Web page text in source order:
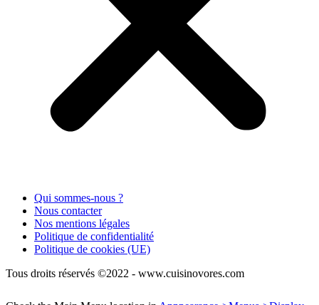
Qui sommes-nous ?
Nous contacter
Nos mentions légales
Politique de confidentialité
Politique de cookies (UE)
Tous droits réservés ©2022 - www.cuisinovores.com